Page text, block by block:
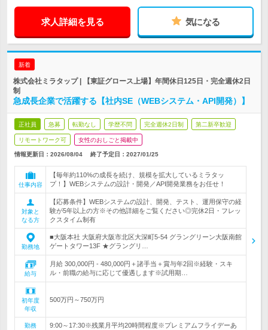
求人詳細を見る 気になる
新着
株式会社ミラタップ | 【東証グロース上場】年間休日125日・完全週休2日
制
急成長企業で活躍する【社内SE（WEBシステム・API開発）】
正社員 急募 転勤なし 学歴不問 完全週休2日制 第二新卒歓迎
リモートワーク可 女性のおしごと掲載中
情報更新日：2026/08/04 終了予定日： 2027/01/25
仕事内容
【毎年約110%の成長を続け、規模を拡大しているミラタッ
プ！】WEBシステムの設計・開発／API開発業務をお任せ！
対象と
なる方
【応募条件】WEBシステムの設計、開発、テスト、運用保守の経
験が5年以上の方※その他詳細をご覧ください◎完休2日・フレッ
クスタイム制有
勤務地
■大阪本社 大阪府大阪市北区大深町5-54 グラングリーン大阪南館
ゲートタワー13F ★グラングリ…
給与
月給 300,000円 - 480,000円＋諸手当＋賞与年2回※経験・スキ
ル・前職の給与に応じて優遇します※試用期…
初年度
年収
500万円～750万円
勤務
9:00～17:30※残業月平均20時間程度※プレミアムフライデーあ